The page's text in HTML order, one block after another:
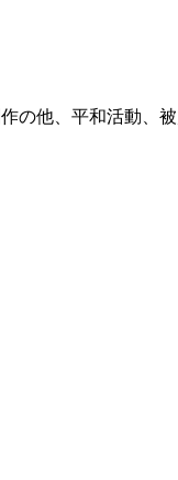
他、平和活動、